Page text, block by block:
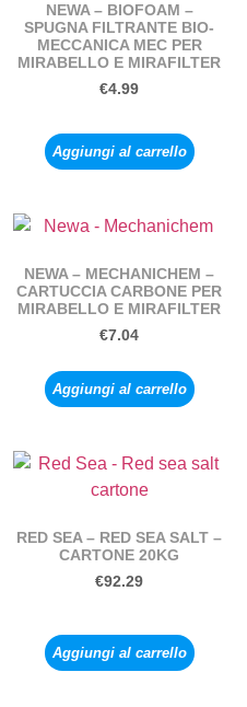
NEWA – BIOFOAM –
SPUGNA FILTRANTE BIO-
MECCANICA MEC PER
MIRABELLO E MIRAFILTER
€4.99
Aggiungi al carrello
NEWA – MECHANICHEM –
CARTUCCIA CARBONE PER
MIRABELLO E MIRAFILTER
€7.04
Aggiungi al carrello
RED SEA – RED SEA SALT –
CARTONE 20KG
€92.29
Aggiungi al carrello